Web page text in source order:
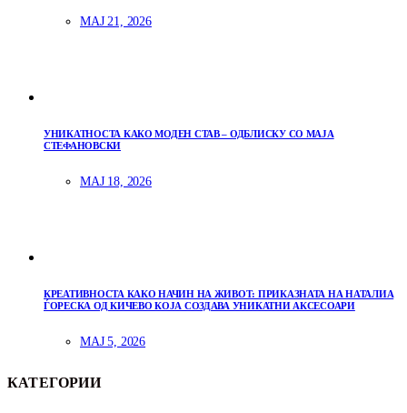
МАЈ 21, 2026
УНИКАТНОСТА КАКО МОДЕН СТАВ – ОДБЛИСКУ СО МАЈА
СТЕФАНОВСКИ
МАЈ 18, 2026
КРЕАТИВНОСТА КАКО НАЧИН НА ЖИВОТ: ПРИКАЗНАТА НА НАТАЛИА
ЃОРЕСКА ОД КИЧЕВО КОЈА СОЗДАВА УНИКАТНИ АКСЕСОАРИ
МАЈ 5, 2026
КАТЕГОРИИ